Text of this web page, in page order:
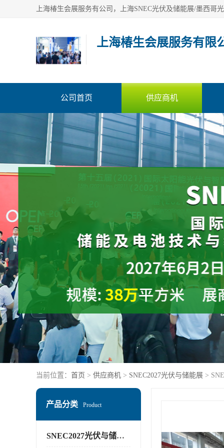
上海椿生会展服务有限
公司首页 供应商机
当前位置： 首页 > 供应商机 > SNEC2027光伏与储能展 >
产品分类 Product
SNEC2027光伏与储能展